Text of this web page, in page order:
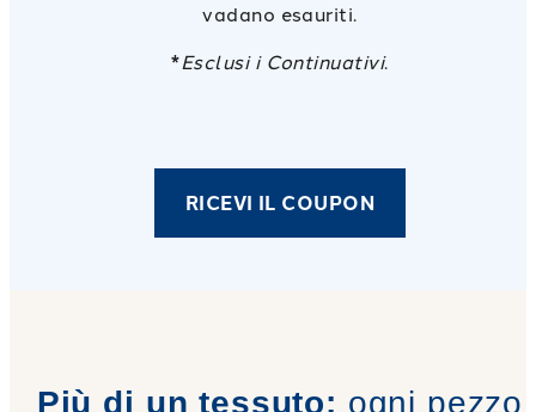
vadano esauriti.
*Esclusi i Continuativi.
RICEVI IL COUPON
Più di un tessuto: ogni pezzo